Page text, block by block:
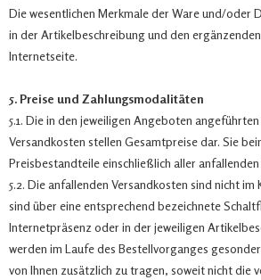
Die wesentlichen Merkmale der Ware und/oder
in der Artikelbeschreibung und den
Internetseite.
5. Preise und Zahlungsmodalitäten
5.1. Die in den jeweiligen Angeboten
Versandkosten stellen Gesamtpreise dar. Sie
Preisbestandteile einschließlich aller
5.2. Die anfallenden Versandkosten sind nicht
sind über eine entsprechend bezeichnete
Internetpräsenz oder in der jeweiligen
werden im Laufe des Bestellvorganges
von Ihnen zusätzlich zu tragen, soweit nicht die